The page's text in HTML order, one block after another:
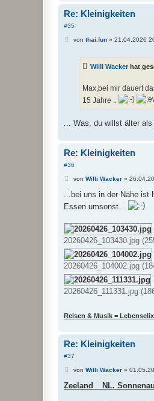
Re: Kleinigkeiten
#35
Bvon thai.fun» 21.04.2026
Willi Wacker hat
Max,bei mir dauert
15 Jahre ..
... Was, du willst älter als
Re: Kleinigkeiten
#36
B
i
r
von Willi Wacker»
...bei uns in der Nähe ist
Essen umsonst...
20260426_103430.jpg
20260426_104002.jpg
20260426_111331.jpg
Reisen & Musik =
Re: Kleinigkeiten
#37
B
i
t
von Willi Wacker»
Zeeland _ NL.